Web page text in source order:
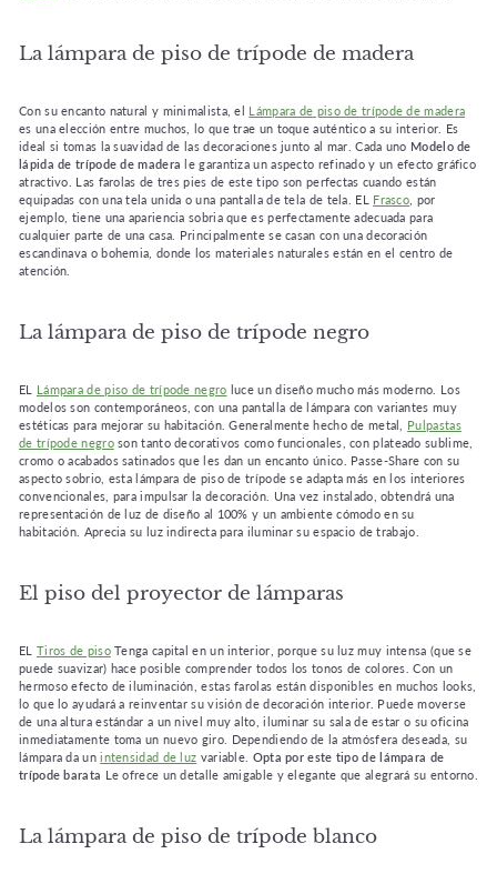
La lámpara de piso de trípode de madera
Con su encanto natural y minimalista, el Lámpara de piso de trípode de madera
es una elección entre muchos, lo que trae un toque auténtico a su interior. Es
ideal si tomas la suavidad de las decoraciones junto al mar. Cada uno Modelo de
lápida de trípode de madera le garantiza un aspecto refinado y un efecto gráfico
atractivo. Las farolas de tres pies de este tipo son perfectas cuando están
equipadas con una tela unida o una pantalla de tela de tela. EL Frasco , por
ejemplo, tiene una apariencia sobria que es perfectamente adecuada para
cualquier parte de una casa. Principalmente se casan con una decoración
escandinava o bohemia, donde los materiales naturales están en el centro de
atención.
La lámpara de piso de trípode negro
EL Lámpara de piso de trípode negro luce un diseño mucho más moderno. Los
modelos son contemporáneos, con una pantalla de lámpara con variantes muy
estéticas para mejorar su habitación. Generalmente hecho de metal, Pulpastas
de trípode negroson tanto decorativos como funcionales, con plateado sublime,
cromo o acabados satinados que les dan un encanto único. Passe-Share con su
aspecto sobrio, esta lámpara de piso de trípode se adapta más en los interiores
convencionales, para impulsar la decoración. Una vez instalado, obtendrá una
representación de luz de diseño al 100% y un ambiente cómodo en su
habitación. Aprecia su luz indirecta para iluminar su espacio de trabajo.
El piso del proyector de lámparas
EL Tiros de pisoTenga capital en un interior, porque su luz muy intensa (que se
puede suavizar) hace posible comprender todos los tonos de colores. Con un
hermoso efecto de iluminación, estas farolas están disponibles en muchos looks,
lo que lo ayudará a reinventar su visión de decoración interior. Puede moverse
de una altura estándar a un nivel muy alto, iluminar su sala de estar o su oficina
inmediatamente toma un nuevo giro. Dependiendo de la atmósfera deseada, su
lámpara da unintensidad de luz variable. Opta por este tipo de lámpara de
trípode barata Le ofrece un detalle amigable y elegante que alegrará su entorno.
La lámpara de piso de trípode blanco